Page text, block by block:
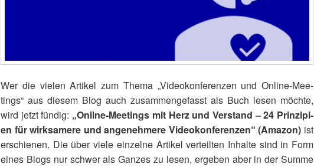
Wer die vie­len Arti­kel zum The­ma „Video­kon­fe­ren­zen und Online-Mee­
tings“ aus die­sem Blog auch zusam­men­ge­fasst als Buch lesen möch­te,
wird jetzt fün­dig: „Online-Mee­tings mit Herz und Ver­stand – 24 Prin­zi­pi­
en für wirk­sa­me­re und ange­neh­me­re Video­kon­fe­ren­zen“ (Ama­zon) ist
erschie­nen. Die über vie­le ein­zel­ne Arti­kel ver­teil­ten Inhal­te sind in Form
eines Blogs nur schwer als Gan­zes zu lesen, erge­ben aber in der Sum­me